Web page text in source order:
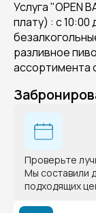
Услуга "OPEN
плату) : с
разливное
ассортимента
Проверьте
Мы составили
подходящих